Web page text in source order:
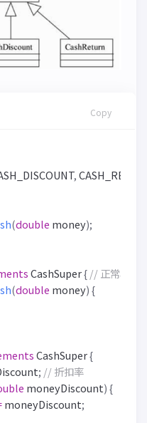
Copy
,
(double money);
CashSuper{// 正常收费
(double money) {
CashSuper{
; // 折扣率
moneyDiscount) {
moneyDiscount;